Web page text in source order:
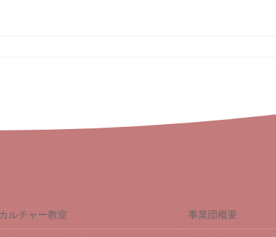
カルチャー教室 事業団概要